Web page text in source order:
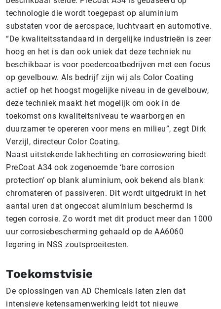
technologie die wordt toegepast op aluminium
substaten voor de aerospace, luchtvaart en automotive.
“De kwaliteitsstandaard in dergelijke industrieën is zeer
hoog en het is dan ook uniek dat deze techniek nu
beschikbaar is voor poedercoatbedrijven met een focus
op gevelbouw. Als bedrijf zijn wij als Color Coating
actief op het hoogst mogelijke niveau in de gevelbouw,
deze techniek maakt het mogelijk om ook in de
toekomst ons kwaliteitsniveau te waarborgen en
duurzamer te opereren voor mens en milieu”, zegt Dirk
Verzijl, directeur Color Coating.
Naast uitstekende lakhechting en corrosiewering biedt
PreCoat A34 ook zogenoemde ‘bare corrosion
protection’ op blank aluminium, ook bekend als blank
chromateren of passiveren. Dit wordt uitgedrukt in het
aantal uren dat ongecoat aluminium beschermd is
tegen corrosie. Zo wordt met dit product meer dan 1000
uur corrosiebescherming gehaald op de AA6060
legering in NSS zoutsproeitesten.
Toekomstvisie
De oplossingen van AD Chemicals laten zien dat
intensieve ketensamenwerking leidt tot nieuwe